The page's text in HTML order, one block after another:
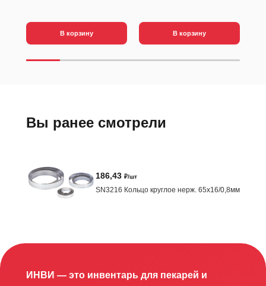
В корзину В корзину
Вы ранее смотрели
186,43 ₽/шт
SN3216 Кольцо круглое нерж. 65х16/0,8мм
ИНВИ — это инвентарь для пекарей и